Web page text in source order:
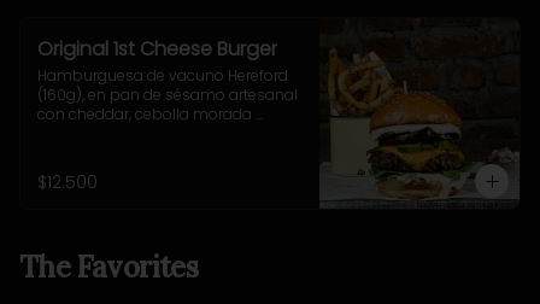
Original 1st Cheese Burger
Hamburguesa de vacuno Hereford
(160g), en pan de sésamo artesanal
con cheddar, cebolla morada
acompañamiento a elección.
$12.500
The Favorites